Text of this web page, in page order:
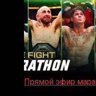
Прямой эфир